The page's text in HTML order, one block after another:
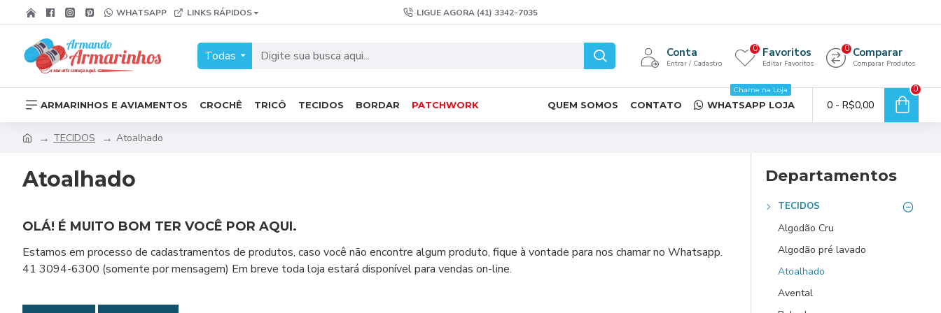
WHATSAPP LINKS RÁPIDOS LIGUE AGORA (41) 3342-7035
Todas Conta
Entrar / Cadastro
Favoritos
Editar Favoritos
0 Comparar
Comparar Produtos
0
ARMARINHOS E AVIAMENTOS CROCHÊ TRICÔ TECIDOS BORDAR PATCHWORK QUEM SOMOS CONTATO WHATSAPP LOJA
Chame na Loja
0 - R$0,00
0
TECIDOS Atoalhado
Atoalhado
OLÁ! É MUITO BOM TER VOCÊ POR AQUI.
Estamos em processo de cadastramentos de produtos, caso você não encontre algum produto, fique à vontade para nos chamar no Whatsapp.
41 3094-6300 (somente por mensagem) Em breve toda loja estará disponível para vendas on-line.
Departamentos
TECIDOS
Algodão Cru
Algodão pré lavado
Atoalhado
Avental